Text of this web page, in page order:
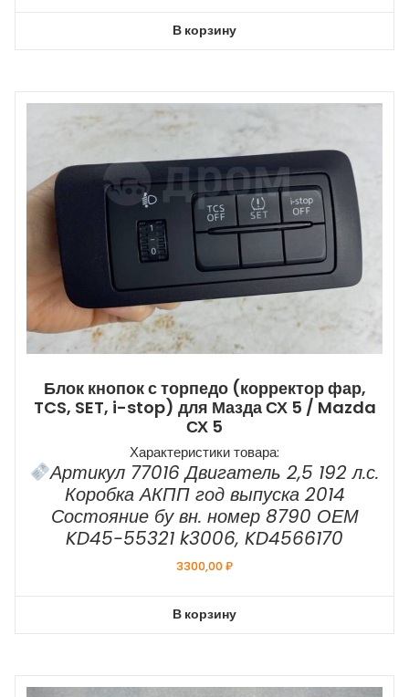
В корзину
Блок кнопок с торпедо (корректор фар,
TCS, SET, i-stop) для Мазда СХ 5 / Mazda
СХ 5
Характеристики товара:
Артикул 77016 Двигатель 2,5 192 л.с.
Коробка АКПП год выпуска 2014
Состояние бу вн. номер 8790 ОЕМ
KD45-55321 k3006, KD4566170
3300,00₽
В корзину